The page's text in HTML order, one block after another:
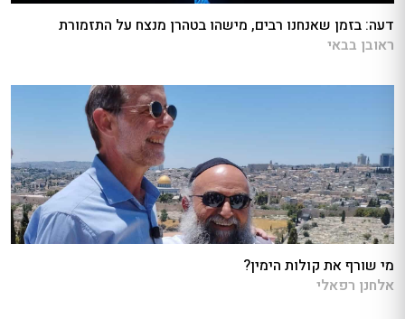
דעה: בזמן שאנחנו רבים, מישהו בטהרן מנצח על התזמורת
ראובן בבאי
מי שורף את קולות הימין?
אלחנן רפאלי